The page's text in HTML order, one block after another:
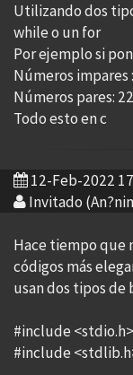
Utilizando dos
while o un for
Por ejemplo si
Números impares
Números pares:
Todo esto en c
12-Feb-2022
Invitado
Hace tiempo que
códigos más
usan dos tipos
#include <stdio.h>
#include